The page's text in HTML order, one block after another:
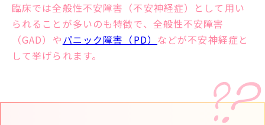
臨床では全般性不安障害（不安神経症）として用い
られることが多いのも特徴で、 全般性不安障害
（GAD）やパニック障害（PD） などが不安神経症と
して挙げられます。